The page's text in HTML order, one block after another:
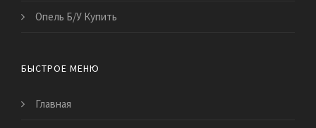
Опель Б/У Купить
БЫСТРОЕ МЕНЮ
Главная